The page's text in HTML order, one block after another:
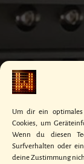
Um dir ein
Cookies, um
Wenn du diesen
Surfverhalten oder
deine Zustimmung